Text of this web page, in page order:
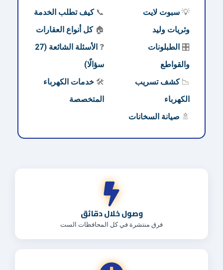
💡 سبوت لايت
وثريات وليد
🎛️ الطبلونات
والقواطع
📉كشف تسريب
الكهرباء
🚿 صيانة السخانات
📞كيف تطلب الخدمة
🏠كل أنواع العقارات
❓
الأسئلة الشائعة (27
سؤالًا)
🛠️ خدمات الكهرباء
المتخصصة
وصول خلال دقائق
فرق منتشرة في كل المحافظات الست